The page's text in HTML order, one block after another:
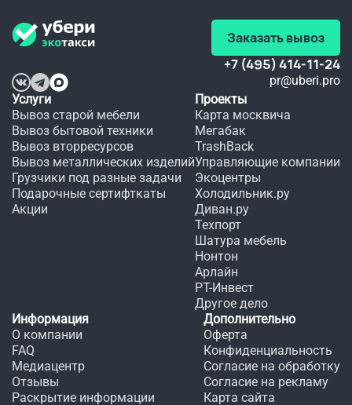
в этот
Заказать вывоз
+7 (495) 414-11-24
pr@uberi.pro
Услуги
Вывоз старой мебели
Вывоз бытовой техники
Вывоз вторресурсов
Вывоз металлических изделий
Грузчики под разные задачи
Подарочные сертифткаты
Акции
Проекты
Карта москвича
Мегабак
TrashBack
Управляющие компании
Экоцентры
Холодильник.ру
Диван.ру
Техпорт
Шатура мебель
Нонтон
Арлайн
РТ-Инвест
Другое дело
Информация
О компании
FAQ
Медиацентр
Отзывы
Раскрытие информации
Дополнительно
Оферта
Конфиденциальность
Согласие на обработку
Согласие на рекламу
Карта сайта